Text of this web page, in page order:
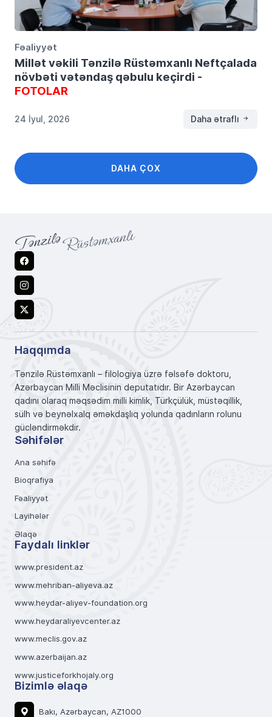
Fəaliyyət
Millət vəkili Tənzilə Rüstəmxanlı Neftçalada
növbəti vətəndaş qəbulu keçirdi -
FOTOLAR
24 İyul, 2026 Daha ətraflı
DAHA ÇOX
Facebook
Instagram
X
Haqqımda
Tənzilə Rüstəmxanlı – filologiya üzrə fəlsəfə doktoru,
Azərbaycan Milli Məclisinin deputatıdır. Bir Azərbaycan
qadını olaraq məqsədim milli kimlik, Türkçülük, müstəqillik,
sülh və beynəlxalq əməkdaşlıq yolunda qadınların rolunu
gücləndirməkdir.
Səhifələr
Ana səhifə
Bioqrafiya
Fəaliyyət
Layihələr
Əlaqə
Faydalı linklər
www.president.az
www.mehriban-aliyeva.az
www.heydar-aliyev-foundation.org
www.heydaraliyevcenter.az
www.meclis.gov.az
www.azerbaijan.az
www.justiceforkhojaly.org
Bizimlə əlaqə
Bakı, Azərbaycan, AZ1000